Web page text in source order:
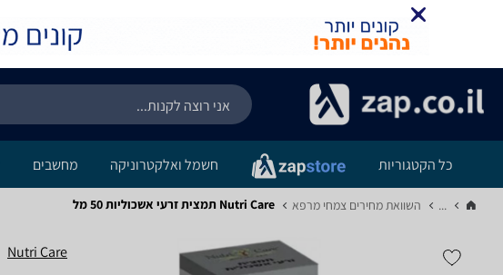
כל הקטגוריות חשמל ואלקטרוניקה מחשבים
... השוואת מחירים צמחי מרפא‏ Nutri Care תמצית זרעי אשכוליות 50 מל
Nutri Care